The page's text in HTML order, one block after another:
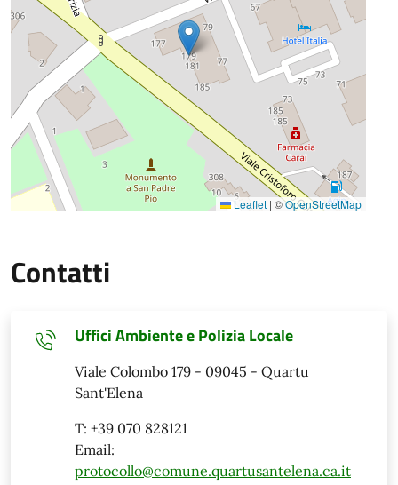
Leaflet | ©OpenStreetMap
Contatti
Uffici Ambiente e Polizia Locale
Viale Colombo 179 - 09045 - Quartu
Sant'Elena
T: +39 070 828121
Email:
protocollo@comune.quartusantelena.ca.it